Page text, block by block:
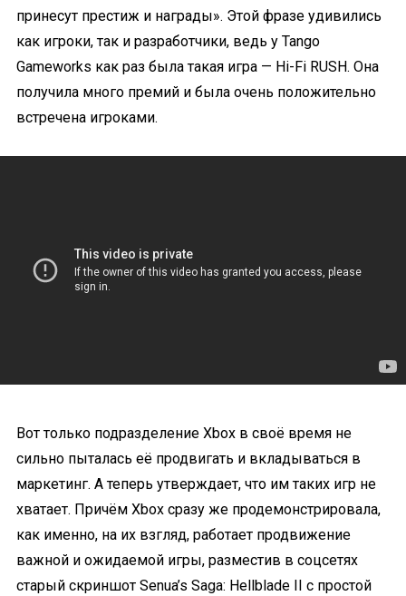
принесут престиж и награды». Этой фразе удивились
как игроки, так и разработчики, ведь у Tango
Gameworks как раз была такая игра — Hi-Fi RUSH. Она
получила много премий и была очень положительно
встречена игроками.
Вот только подразделение Xbox в своё время не
сильно пыталась её продвигать и вкладываться в
маркетинг. А теперь утверждает, что им таких игр не
хватает. Причём Xbox сразу же продемонстрировала,
как именно, на их взгляд, работает продвижение
важной и ожидаемой игры, разместив в соцсетях
старый скриншот Senua’s Saga: Hellblade II с простой